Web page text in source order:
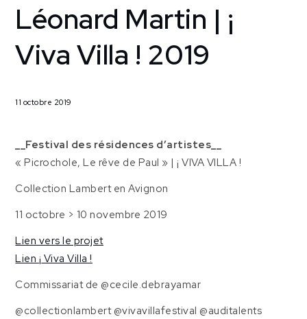
octobre
11
Léonard
Martin |
Villa !
Léonard Martin | ¡
Viva Villa ! 2019
11 octobre 2019
__Festival des résidences d’artistes__
« Picrochole, Le rêve de Paul » | ¡ VIVA VILLA !
Collection Lambert en Avignon
11 octobre > 10 novembre 2019
Lien vers le projet
Lien ¡ Viva Villa !
Commissariat de @cecile.debrayamar
@collectionlambert @vivavillafestival @auditalents